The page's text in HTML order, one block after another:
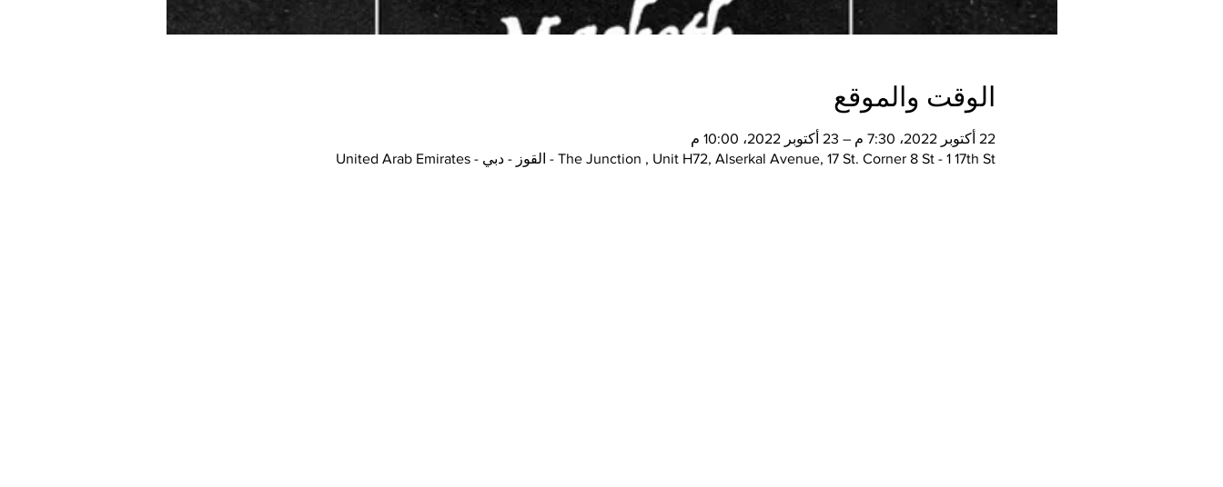
الوقت والموقع
22 أكتوبر 2022، 7:30 م – 23 أكتوبر 2022، 10:00 م
The Junction , Unit H72, Alserkal Avenue, 17 St. Corner 8 St - 1 17th St - القوز - دبي - United Arab Emirates